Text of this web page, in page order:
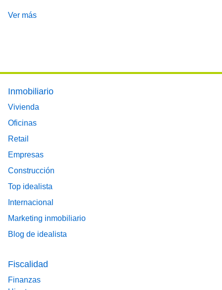
Ver más
Footer main menu
Inmobiliario
Vivienda
Oficinas
Retail
Empresas
Construcción
Top idealista
Internacional
Marketing inmobiliario
Blog de idealista
Fiscalidad
Finanzas